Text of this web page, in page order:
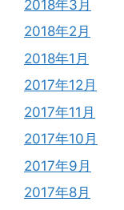
2018年3月
2018年2月
2018年1月
2017年12月
2017年11月
2017年10月
2017年9月
2017年8月